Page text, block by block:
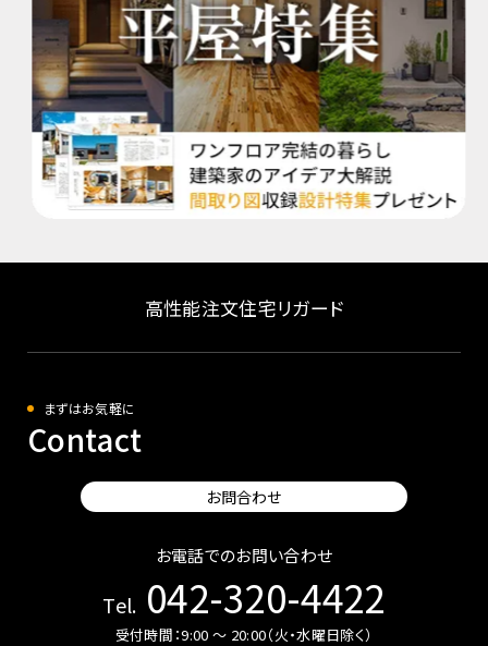
高性能注文住宅リガード
まずはお気軽に
Contact
お問合わせ
お電話でのお問い合わせ
Tel. 042-320-4422
受付時間：9:00 〜 20:00（火・水曜日除く）